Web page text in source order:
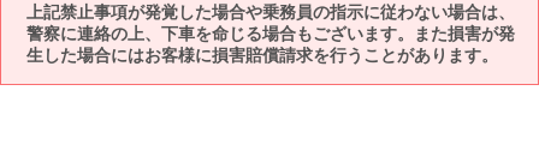
上記禁止事項が発覚した場合や乗務員の指示に従わない場合は、
警察に連絡の上、下車を命じる場合もございます。また損害が発
生した場合にはお客様に損害賠償請求を行うことがあります。